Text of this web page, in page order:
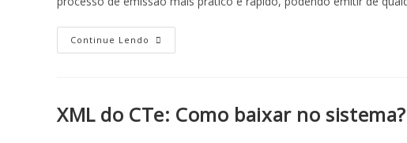
Continue Lendo
XML do CTe: Como baixar no sistema?